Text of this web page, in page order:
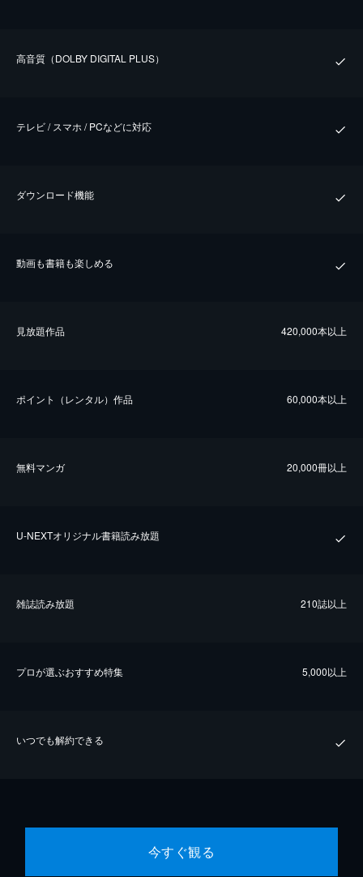
⾼⾳質（DOLBY DIGITAL PLUS）
テレビ / スマホ / PCなどに対応
ダウンロード機能
動画も書籍も楽しめる
⾒放題作品 420,000本以上
ポイント（レンタル）作品 60,000本以上
無料マンガ 20,000冊以上
U-NEXTオリジナル書籍読み放題
雑誌読み放題 210誌以上
プロが選ぶおすすめ特集 5,000以上
いつでも解約できる
今すぐ観る